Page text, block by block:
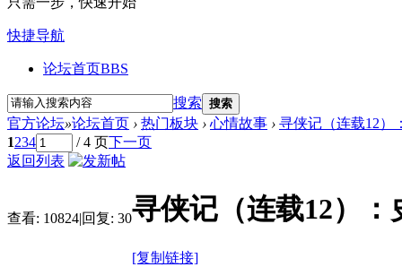
快捷导航
论坛首页BBS
搜索 搜索
官方论坛»论坛首页 › 热门板块 › 心情故事 › 寻侠记（连载12）
1234 / 4 页下一页
返回列表
查看: 10824|回复: 30寻侠记（连载12）：
[复制链接]